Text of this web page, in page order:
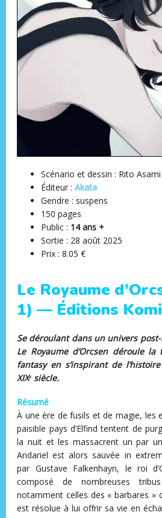
Scénario et dessin : Rito Asami
Éditeur ‏:Akata
Gendre : suspens
150 pages
Public : 14 ans +
Sortie : ‎28 août 2025
Prix : 8.05 €
Le Royaume
1) — Éditions
Se déroulant dans un univers
Le Royaume d’Orcsen déroule
fantasy en s’inspirant de
XIXᵉ siècle.
Résumé
À une ère de fusils et de magie, les
paisible pays d’Elfind tentent de
la nuit et les massacrent un par
Andariel est alors sauvée in
par Gustave Falkenhayn, le roi
composé de nombreuses
notamment celles des « barbares »
est résolue à lui offrir sa vie en